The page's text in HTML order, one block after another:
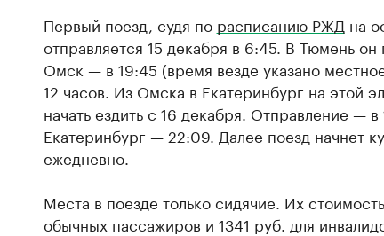
Первый поезд, судя по расписанию РЖД на
отправляется 15 декабря в 6:45. В Тюмень он
Омск — в 19:45 (время везде указано
12 часов. Из Омска в Екатеринбург на этой
начать ездить с 16 декабря. Отправление —
Екатеринбург — 22:09. Далее поезд начнет
ежедневно.
Места в поезде только сидячие. Их
обычных пассажиров и 1341 руб. для